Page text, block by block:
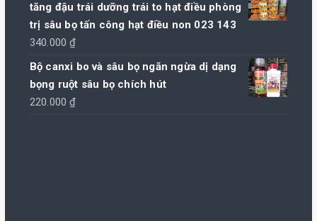
là:
130.000 ₫.
tại
là:
tăng đậu trái dưỡng trái to hạt điều phòng
trị sâu bọ tấn công hạt điều non 023 143
340.000₫
Bộ canxi bo và sâu bọ ngăn ngừa dị dạng
bọng ruột sâu bọ chích hút
220.000₫